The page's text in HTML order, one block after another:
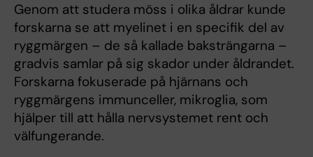
Genom att studera möss i olika åldrar kunde
forskarna se att myelinet i en specifik del av
ryggmärgen – de så kallade baksträngarna –
gradvis samlar på sig skador under åldrandet.
Forskarna fokuserade på hjärnans och
ryggmärgens immunceller, mikroglia, som
hjälper till att hålla nervsystemet rent och
välfungerande.